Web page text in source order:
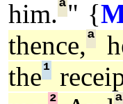
him.ª" {
thence,ª
the¹